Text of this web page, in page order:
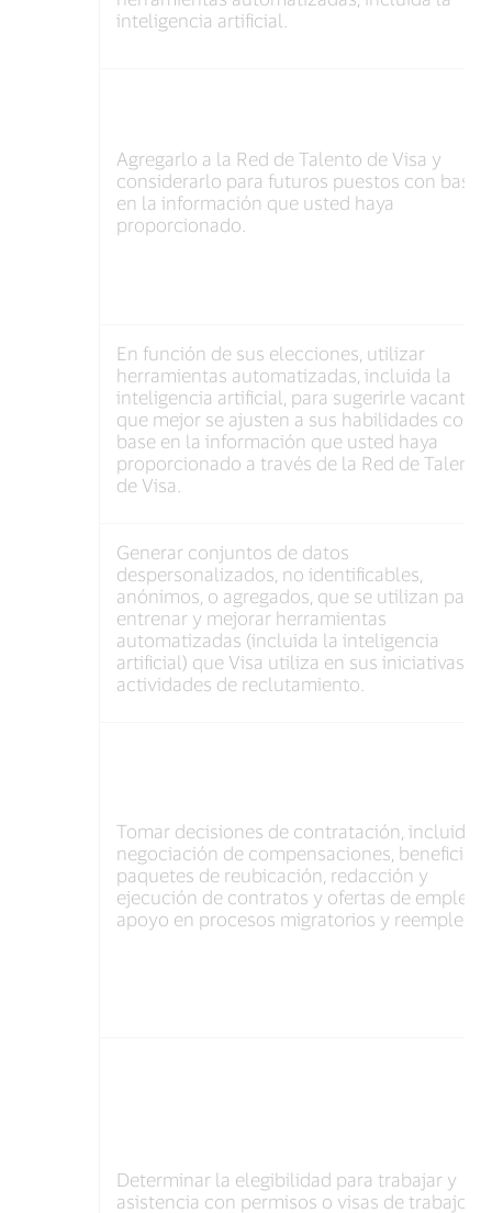
inteligencia artificial.
Agregarlo a la Red de Talento de Visa y
considerarlo para futuros puestos con base
en la información que usted haya
proporcionado.
En función de sus elecciones, utilizar
herramientas automatizadas, incluida la
inteligencia artificial, para sugerirle vacantes
que mejor se ajusten a sus habilidades con
base en la información que usted haya
proporcionado a través de la Red de Talento
de Visa.
Generar conjuntos de datos
despersonalizados, no identificables,
anónimos, o agregados, que se utilizan para
entrenar y mejorar herramientas
automatizadas (incluida la inteligencia
artificial) que Visa utiliza en sus iniciativas y
actividades de reclutamiento.
Tomar decisiones de contratación, incluidos
negociación de compensaciones, beneficios,
paquetes de reubicación, redacción y
ejecución de contratos y ofertas de empleo,
apoyo en procesos migratorios y reempleo.
Determinar la elegibilidad para trabajar y
asistencia con permisos o visas de trabajo.